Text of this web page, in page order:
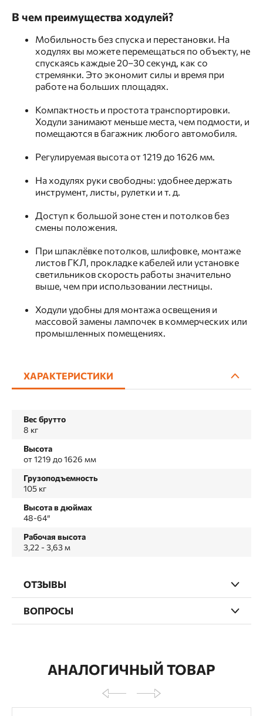
В чем преимущества ходулей?
Мобильность без спуска и перестановки. На
ходулях вы можете перемещаться по объекту, не
спускаясь каждые 20–30 секунд, как со
стремянки. Это экономит силы и время при
работе на больших площадях.
Компактность и простота транспортировки.
Ходули занимают меньше места, чем подмости, и
помещаются в багажник любого автомобиля.
Регулируемая высота от 1219 до 1626 мм.
На ходулях руки свободны: удобнее держать
инструмент, листы, рулетки и т. д.
Доступ к большой зоне стен и потолков без
смены положения.
При шпаклёвке потолков, шлифовке, монтаже
листов ГКЛ, прокладке кабелей или установке
светильников скорость работы значительно
выше, чем при использовании лестницы.
Ходули удобны для монтажа освещения и
массовой замены лампочек в коммерческих или
промышленных помещениях.
ХАРАКТЕРИСТИКИ
Вес брутто
8 кг
Высота
от 1219 до 1626 мм
Грузоподъемность
105 кг
Высота в дюймах
48-64″
Рабочая высота
3,22 - 3,63 м
ОТЗЫВЫ
ВОПРОСЫ
АНАЛОГИЧНЫЙ ТОВАР